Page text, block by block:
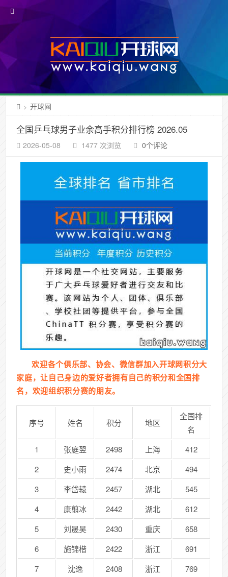
> 开球网
全国乒乓球男子业余高手积分排行榜 2026.05
2026-05-08 1477 次浏览 0个评论
欢迎各个俱乐部、协会、微信群加入开球网积分大
家庭，让自己身边的爱好者拥有自己的积分和全国排
名，欢迎组织积分赛的朋友。
序号 姓名 积分 地区
全国排
名
1
张庭翌 2498 上海
412
2
史小雨 2474 北京
494
3
李岱辕 2457 湖北
545
4
康翦冰 2442 湖北
612
5
刘晟昊 2430 重庆
658
6
施锦楷 2422 浙江
691
7
沈逸 2408 浙江
769